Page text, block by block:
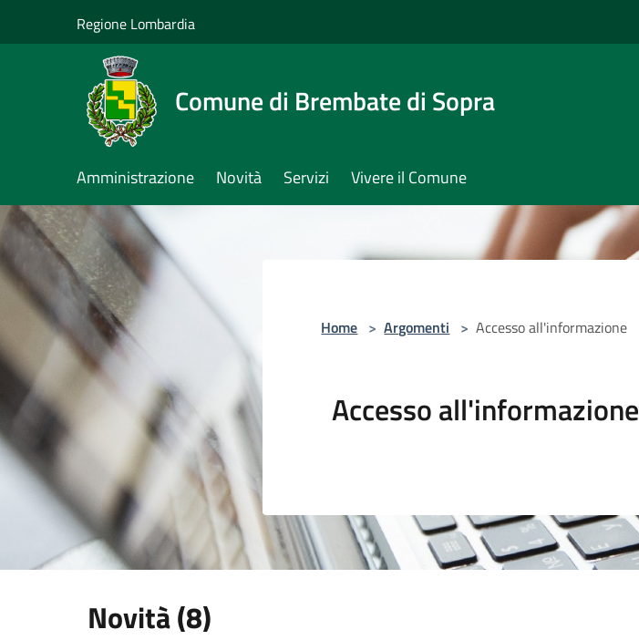
Regione Lombardia
Comune di Brembate di Sopra
Amministrazione Novità Servizi Vivere il Comune
Home > Argomenti > Accesso all'informazione
Accesso all'informazione
Novità (8)